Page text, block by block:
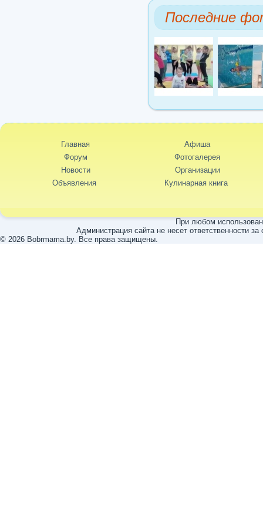
Последние
Главная
Форум
Новости
Объявления
Афиша
Фотогалерея
Организации
Кулинарная книга
При любом
Администрация сайта не несет ответственности
© 2026 Bobrmama.by. Все права защищены.